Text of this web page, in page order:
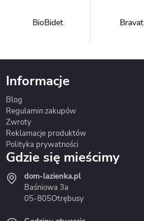
BioBidet Bravat
Hydrostop
Informacje
Blog
Regulamin zakupów
Zwroty
Reklamacje produktów
Polityka prywatności
Gdzie się mieścimy
dom-lazienka.pl
Baśniowa 3a
05-805Otrębusy